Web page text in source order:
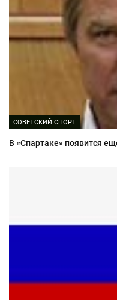
СОВЕТСКИЙ СПОРТ
В «Спартаке» появится